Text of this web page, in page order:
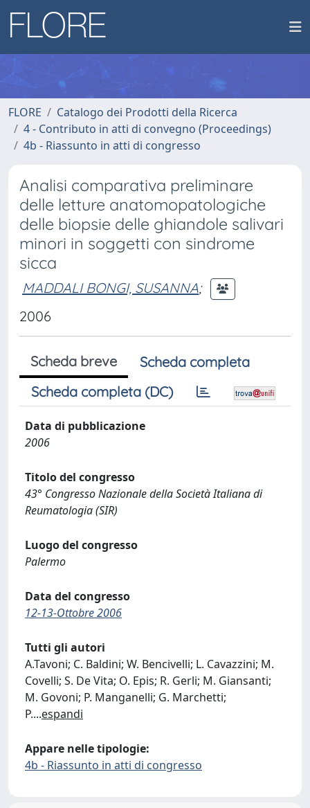
FLORE
Catalogo dei Prodotti della Ricerca
4 - Contributo in atti di convegno (Proceedings)
4b - Riassunto in atti di congresso
Analisi comparativa preliminare
delle letture anatomopatologiche
delle biopsie delle ghiandole salivari
minori in soggetti con sindrome
sicca
MADDALI BONGI, SUSANNA;
2006
Scheda breve
Scheda completa
Scheda completa (DC)
Data di pubblicazione
2006
Titolo del congresso
43° Congresso Nazionale della Società Italiana di
Reumatologia (SIR)
Luogo del congresso
Palermo
Data del congresso
12-13-Ottobre 2006
Tutti gli autori
A.Tavoni; C. Baldini; W. Bencivelli; L. Cavazzini; M.
Covelli; S. De Vita; O. Epis; R. Gerli; M. Giansanti;
M. Govoni; P. Manganelli; G. Marchetti;
P....espandi
Appare nelle tipologie:
4b - Riassunto in atti di congresso